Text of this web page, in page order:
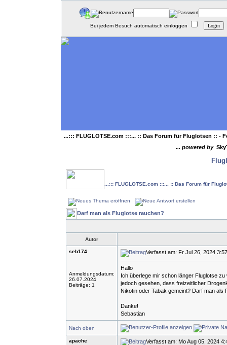
Bei jedem Besuch automatisch einloggen
...::: FLUGLOTSE.com :::... :: Das Forum für Fluglotsen :: -
... powered by
...::: FLUGLOTSE.com :::... :: Das Forum für
Darf man als Fluglotse rauchen?
Autor
seb174
Anmeldungsdatum:
26.07.2024
Beiträge: 1
Verfasst am: Fr Jul 26, 2024
Hallo
Ich überlege mir schon länger Fluglotse
jedoch gesehen, dass freizeitlicher
Nikotin oder Tabak gemeint? Darf man
Danke!
Sebastian
Nach oben
apache Verfasst am: Mo Aug 05, 2024